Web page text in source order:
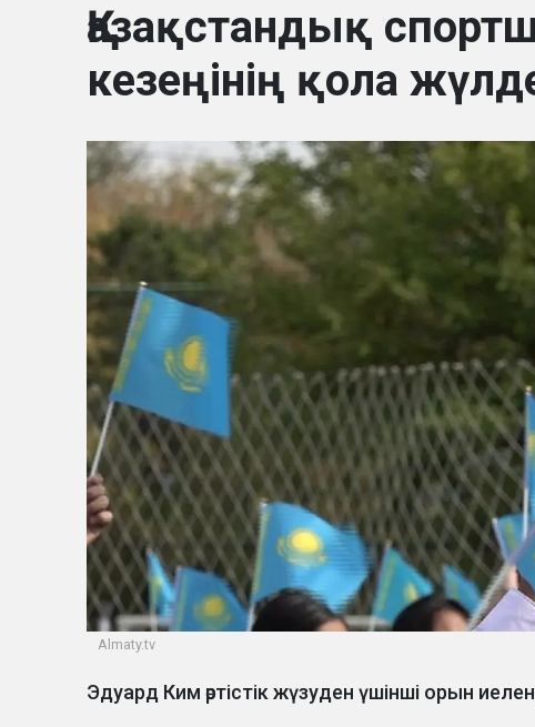
Қазақстандық
кезеңінің қола
Аlmaty.tv
Эдуард Ким әртістік жүзуден үшінші орын